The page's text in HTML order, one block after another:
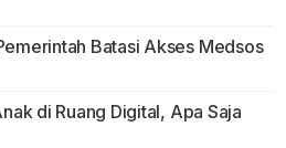
Batasi Akses Medsos
di Ruang Digital, Apa Saja